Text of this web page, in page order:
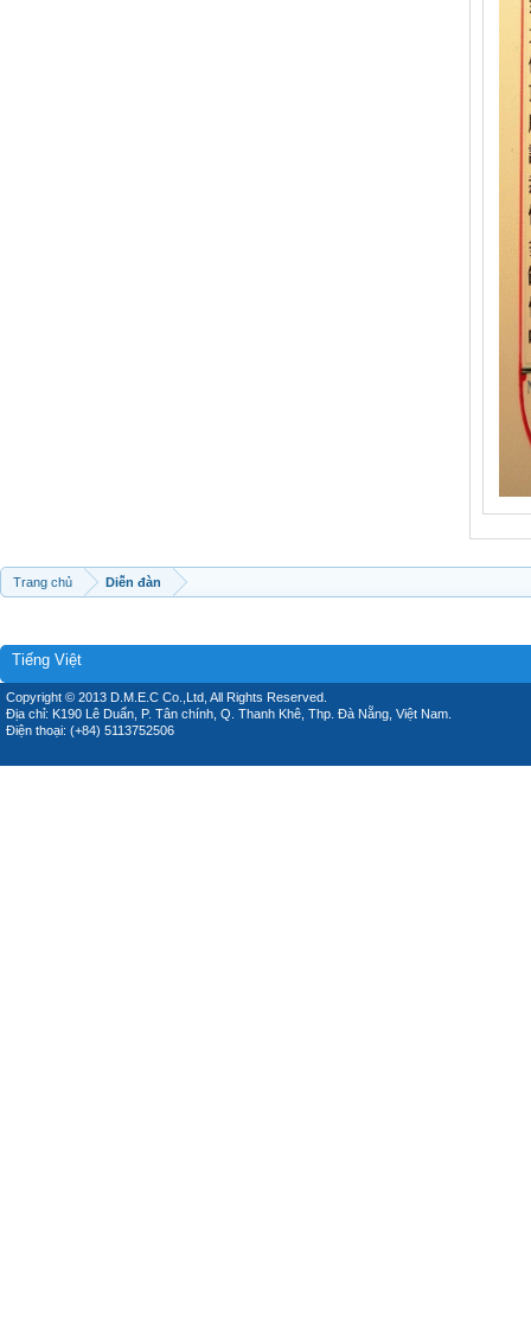
Trang chủ Diễn đàn
Tiếng Việt
Copyright © 2013 D.M.E.C Co.,Ltd, All Rights Reserved.
Địa chỉ: K190 Lê Duẩn, P. Tân chính, Q. Thanh Khê, Thp. Đà Nẵng, Việt Nam.
Điện thoại: (+84) 5113752506